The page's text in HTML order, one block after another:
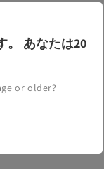
。 あなたは20
or older?